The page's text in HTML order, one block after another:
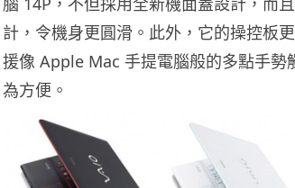
計，令機身更圓滑。此外，它的操控板
援像 Apple Mac 手提電腦般的多點手勢
為方便。